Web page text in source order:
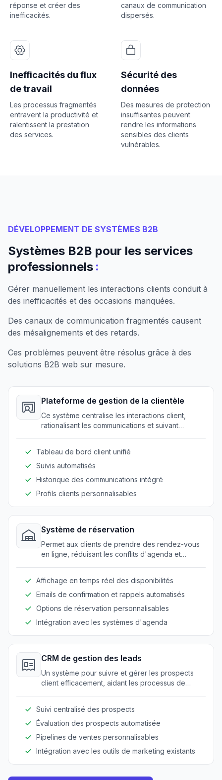
réponse et créer des
inefficacités.
canaux de communication
dispersés.
Inefficacités du flux
de travail
Les processus fragmentés
entravent la productivité et
ralentissent la prestation
des services.
Sécurité des
données
Des mesures de protection
insuffisantes peuvent
rendre les informations
sensibles des clients
vulnérables.
DÉVELOPPEMENT DE SYSTÈMES B2B
Systèmes B2B pour les services
professionnels :
Gérer manuellement les interactions clients conduit à
des inefficacités et des occasions manquées.
Des canaux de communication fragmentés causent
des mésalignements et des retards.
Ces problèmes peuvent être résolus grâce à des
solutions B2B web sur mesure.
Plateforme de gestion de la clientèle
Ce système centralise les interactions client,
rationalisant les communications et suivant
Tableau de bord client unifié
Suivis automatisés
Historique des communications intégré
Profils clients personnalisables
Système de réservation
Permet aux clients de prendre des rendez-vous
en ligne, réduisant les conflits d'agenda et
Affichage en temps réel des disponibilités
Emails de confirmation et rappels automatisés
Options de réservation personnalisables
Intégration avec les systèmes d'agenda
CRM de gestion des leads
Un système pour suivre et gérer les prospects
client efficacement, aidant les processus de
Suivi centralisé des prospects
Évaluation des prospects automatisée
Pipelines de ventes personnalisables
Intégration avec les outils de marketing existants